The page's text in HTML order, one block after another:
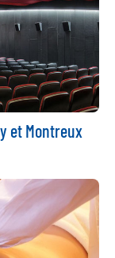
et Montreux